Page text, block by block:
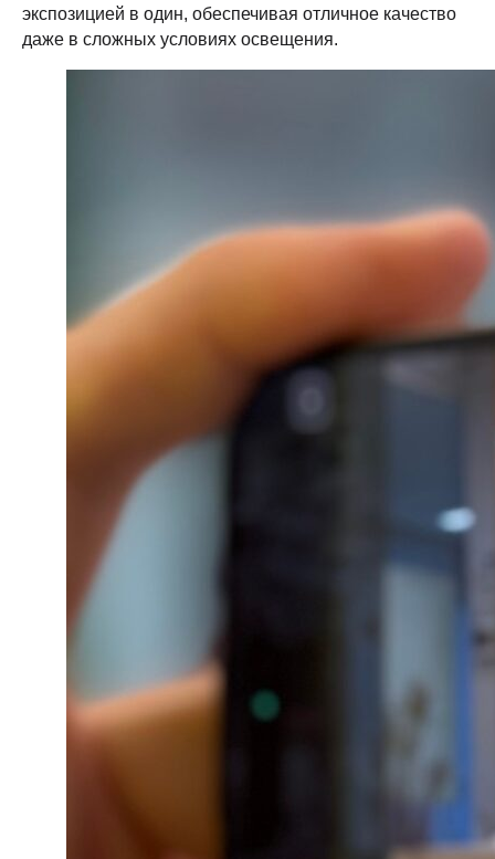
экспозицией в один, обеспечивая отличное качество
даже в сложных условиях освещения.